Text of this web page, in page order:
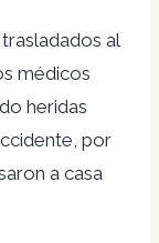
al
médicos
heridas
por
a casa